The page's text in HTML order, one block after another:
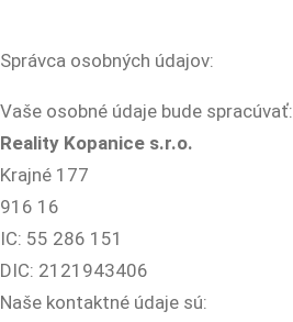
Správca osobných údajov:
Vaše osobné údaje bude spracúvať:
Reality Kopanice s.r.o.
Krajné 177
916 16
IC: 55 286 151
DIC: 2121943406
Naše kontaktné údaje sú: